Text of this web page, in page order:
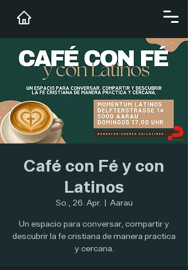
Café con Fé y con
Latinos
So., 26. Apr.
  |
Aarau
Un espacio para conversar, compartir y
descubrir la fe cristiana de manera practica
y cercana.